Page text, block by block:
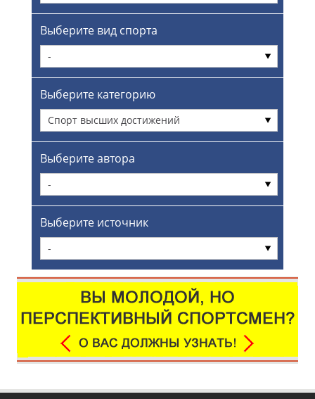
Выберите вид спорта
-
Выберите категорию
Спорт высших достижений
Выберите автора
-
Выберите источник
-